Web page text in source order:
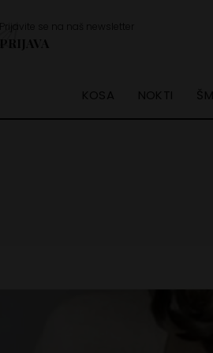
Prijavite se na naš newsletter
PRIJAVA
KOSA NOKTI